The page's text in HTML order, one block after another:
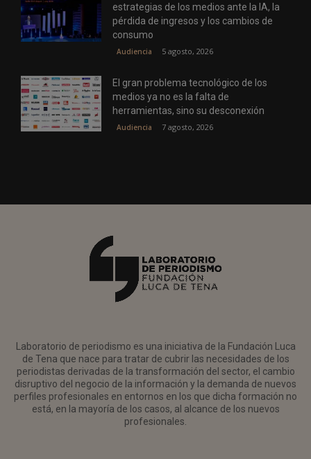
estrategias de los medios ante la IA, la
pérdida de ingresos y los cambios de
consumo
Audiencia 5 agosto, 2026
El gran problema tecnológico de los
medios ya no es la falta de
herramientas, sino su desconexión
Audiencia 7 agosto, 2026
Laboratorio de periodismo es una iniciativa de la Fundación Luca
de Tena que nace para tratar de cubrir las necesidades de los
periodistas derivadas de la transformación del sector, el cambio
disruptivo del negocio de la información y la demanda de nuevos
perfiles profesionales en entornos en los que dicha formación no
está, en la mayoría de los casos, al alcance de los nuevos
profesionales.